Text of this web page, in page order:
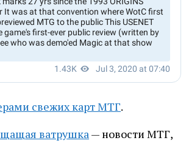
свежих карт МТГ.
ватрушка— новости МТГ,